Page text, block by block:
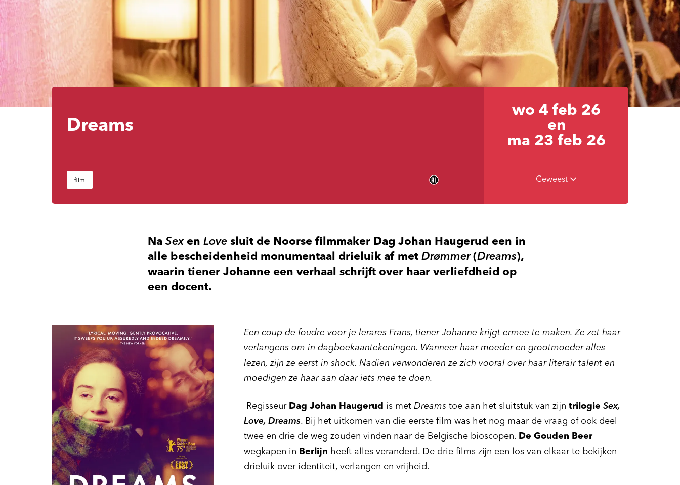
Dreams
film
wo 4 feb 26
en
ma 23 feb 26
Geweest
Na Sexen Love sluit de Noorse filmmaker Dag Johan Haugerud een in
alle bescheidenheid monumentaal drieluik af met Drømmer(Dreams),
waarin tiener Johanne een verhaal schrijft over haar verliefdheid op
een docent.
Een coup de foudre voor je lerares Frans, tiener Johanne krijgt ermee te maken. Ze zet haar
verlangens om in dagboekaantekeningen. Wanneer haar moeder en grootmoeder alles
lezen, zijn ze eerst in shock. Nadien verwonderen ze zich vooral over haar literair talent en
moedigen ze haar aan daar iets mee te doen.
Regisseur Dag Johan Haugerud is met Dreams toe aan het sluitstuk van zijn trilogie Sex,
Love, Dreams. Bij het uitkomen van die eerste film was het nog maar de vraag of ook deel
twee en drie de weg zouden vinden naar de Belgische bioscopen. De Gouden Beer
wegkapen in Berlijn heeft alles veranderd. De drie films zijn een los van elkaar te bekijken
drieluik over identiteit, verlangen en vrijheid.